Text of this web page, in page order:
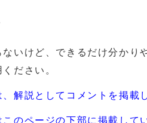
いけど、できるだけ分かり
ださい。
解説としてコメントを掲載
のページの下部に掲載して